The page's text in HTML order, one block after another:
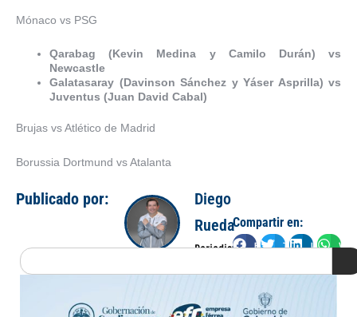
Mónaco vs PSG
Qarabag (Kevin Medina y Camilo Durán) vs
Newcastle
Galatasaray (Davinson Sánchez y Yáser Asprilla) vs
Juventus (Juan David Cabal)
Brujas vs Atlético de Madrid
Borussia Dortmund vs Atalanta
Publicado por:
Diego
Rueda
Periodista
Compartir en:
FacebookTwitterLinkedIn
Search